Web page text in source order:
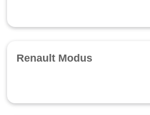
Renault Modus